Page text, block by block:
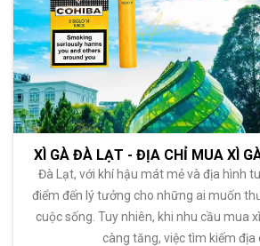
XÌ GÀ ĐÀ LẠT - ĐỊA CHỈ MUA XÌ
Đà Lạt, với khí hậu mát mẻ và địa hình
điểm đến lý tưởng cho những ai muốn
cuộc sống. Tuy nhiên, khi nhu cầu mua
càng tăng, việc tìm kiếm địa